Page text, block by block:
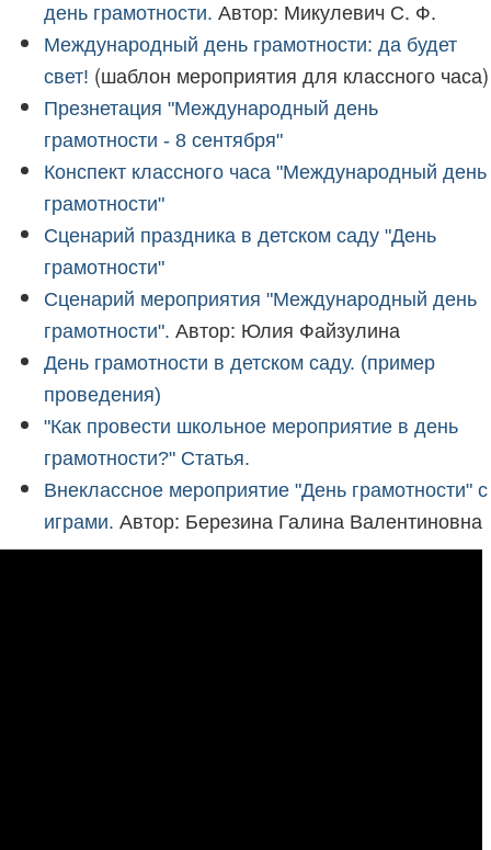
день грамотности. Автор: Микулевич С. Ф.
Международный день грамотности: да будет
свет! (шаблон мероприятия для классного часа)
Презнетация "Международный день
грамотности - 8 сентября"
Конспект классного часа "Международный день
грамотности"
Сценарий праздника в детском саду "День
грамотности"
Сценарий мероприятия "Международный день
грамотности". Автор: Юлия Файзулина
День грамотности в детском саду. (пример
проведения)
"Как провести школьное мероприятие в день
грамотности?" Статья.
Внеклассное мероприятие "День грамотности" с
играми. Автор: Березина Галина Валентиновна